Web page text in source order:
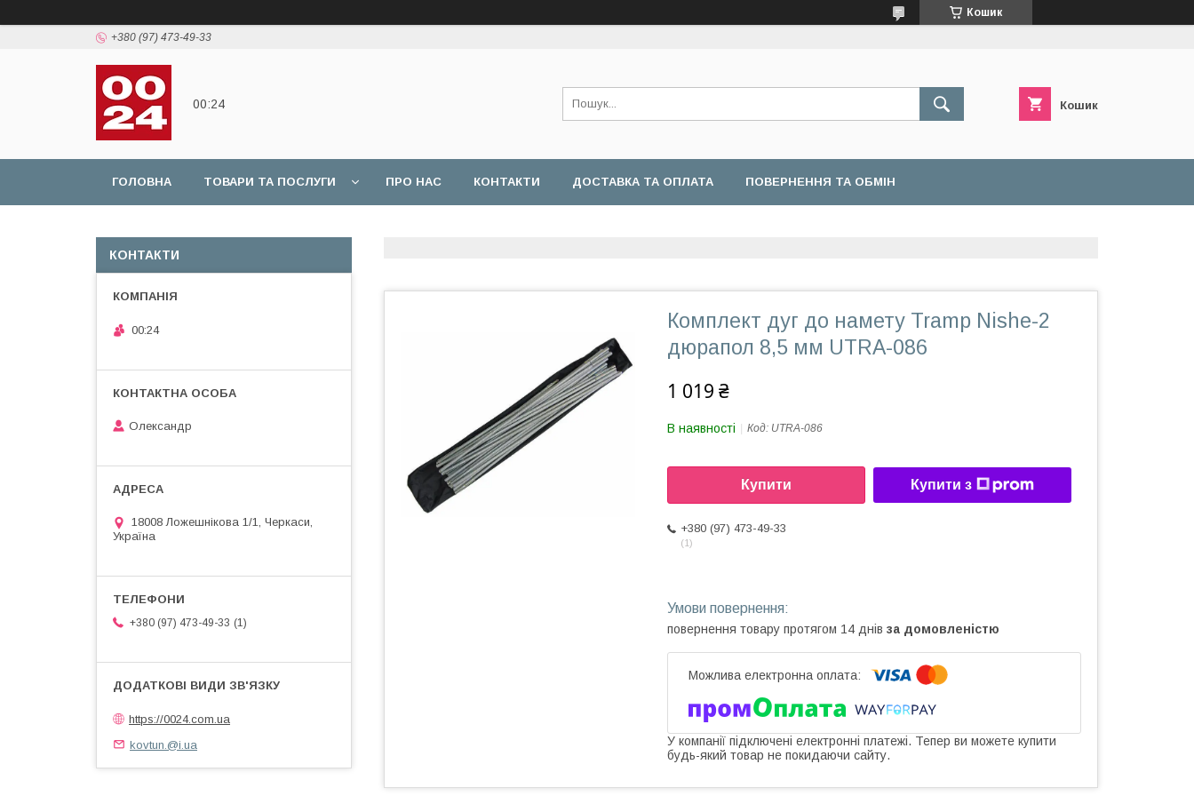
Кошик
+380 (97) 473-49-33
00:24 Кошик
ГОЛОВНА ТОВАРИ ТА ПОСЛУГИ ПРО НАС КОНТАКТИ ДОСТАВКА ТА ОПЛАТА ПОВЕРНЕННЯ ТА ОБМІН
Комплект дуг до намету Tramp Nishe-2
дюрапол 8,5 мм UTRA-086
1 019 ₴
В наявності Код: UTRA-086
Купити Купити з
+380 (97) 473-49-33
1
повернення товару протягом 14 днів за домовленістю
У компанії підключені електронні платежі. Тепер ви можете купити
будь-який товар не покидаючи сайту.
КОНТАКТИ
00:24
Олександр
18008 Ложешнікова 1/1, Черкаси,
Україна
+380 (97) 473-49-33 1
https://0024.com.ua
kovtun.@i.ua